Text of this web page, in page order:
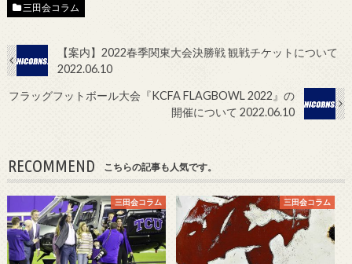
三田会コラム
【案内】2022春季関東大会決勝戦 観戦チケットについて
2022.06.10
フラッグフットボール大会『KCFA FLAGBOWL 2022』の
開催について 2022.06.10
RECOMMEND こちらの記事も人気です。
三田会コラム 三田会コラム